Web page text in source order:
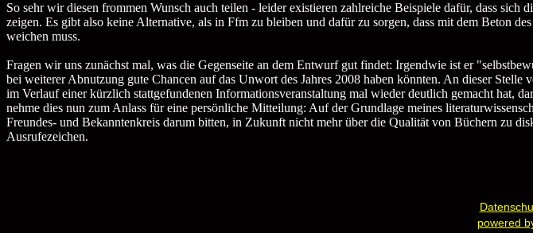
So sehr wir diesen frommen Wunsch auch teilen - leider existieren zahlreiche Beispiele dafür, dass
zeigen. Es gibt also keine Alternative, als in Ffm zu bleiben und dafür zu sorgen, dass mit dem Beton
weichen muss.
Fragen wir uns zunächst mal, was die Gegenseite an dem Entwurf gut findet: Irgendwie ist er
bei weiterer Abnutzung gute Chancen auf das Unwort des Jahres 2008 haben könnten. An dieser
im Verlauf einer kürzlich stattgefundenen Informationsveranstaltung mal wieder deutlich gemacht hat,
nehme dies nun zum Anlass für eine persönliche Mitteilung: Auf der Grundlage meines
Freundes- und Bekanntenkreis darum bitten, in Zukunft nicht mehr über die Qualität von Büchern zu
Ausrufezeichen.
powered